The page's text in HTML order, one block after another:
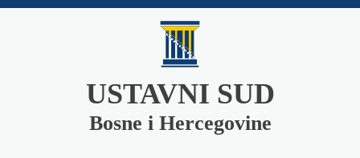
USTAVNI SUD
Bosne i Hercegovine